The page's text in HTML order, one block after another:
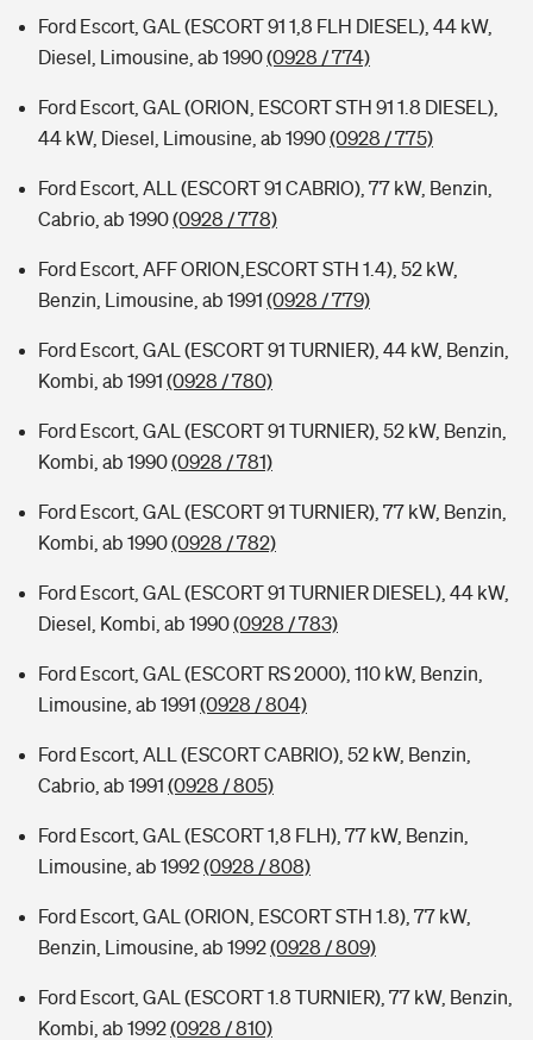
Ford Escort, GAL (ESCORT 91 1,8 FLH DIESEL), 44 kW,
Diesel, Limousine, ab 1990(0928 / 774)
Ford Escort, GAL (ORION, ESCORT STH 91 1.8 DIESEL),
44 kW, Diesel, Limousine, ab 1990(0928 / 775)
Ford Escort, ALL (ESCORT 91 CABRIO), 77 kW, Benzin,
Cabrio, ab 1990(0928 / 778)
Ford Escort, AFF ORION,ESCORT STH 1.4), 52 kW,
Benzin, Limousine, ab 1991 (0928 / 779)
Ford Escort, GAL (ESCORT 91 TURNIER), 44 kW, Benzin,
Kombi, ab 1991 (0928 / 780)
Ford Escort, GAL (ESCORT 91 TURNIER), 52 kW, Benzin,
Kombi, ab 1990(0928 / 781)
Ford Escort, GAL (ESCORT 91 TURNIER), 77 kW, Benzin,
Kombi, ab 1990(0928 / 782)
Ford Escort, GAL (ESCORT 91 TURNIER DIESEL), 44 kW,
Diesel, Kombi, ab 1990(0928 / 783)
Ford Escort, GAL (ESCORT RS 2000), 110 kW, Benzin,
Limousine, ab 1991 (0928 / 804)
Ford Escort, ALL (ESCORT CABRIO), 52 kW, Benzin,
Cabrio, ab 1991 (0928 / 805)
Ford Escort, GAL (ESCORT 1,8 FLH), 77 kW, Benzin,
Limousine, ab 1992(0928 / 808)
Ford Escort, GAL (ORION, ESCORT STH 1.8), 77 kW,
Benzin, Limousine, ab 1992(0928 / 809)
Ford Escort, GAL (ESCORT 1.8 TURNIER), 77 kW, Benzin,
Kombi, ab 1992(0928 / 810)